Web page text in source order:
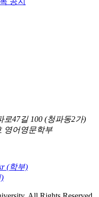
로47길 100 (청파동2가)
영어영문학부
(학부)